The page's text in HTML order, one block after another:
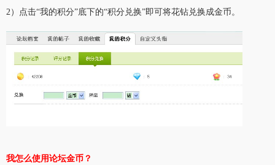
2）点击“我的积分”底下的“积分兑换”即可将花钻兑换成金币。
我怎么使用论坛金币？